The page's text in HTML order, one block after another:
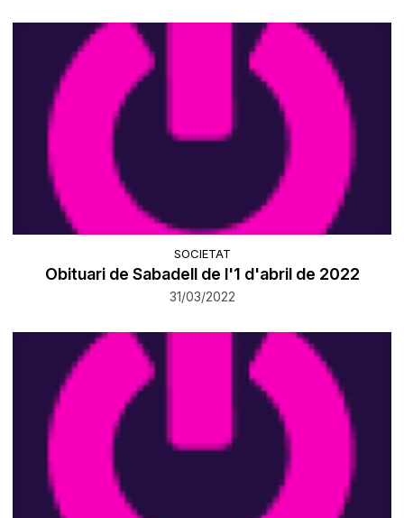
SOCIETAT
Obituari de Sabadell de l'1 d'abril de 2022
31/03/2022